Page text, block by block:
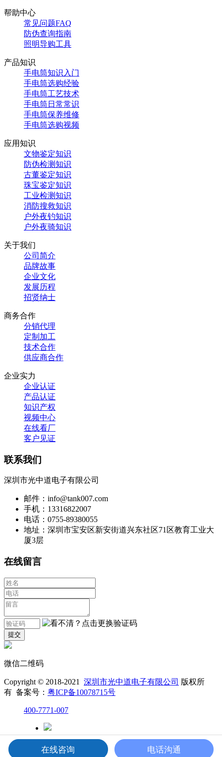
帮助中心
常见问题FAQ
防伪查询指南
照明导购工具
产品知识
手电筒知识入门
手电筒选购经验
手电筒工艺技术
手电筒日常常识
手电筒保养维修
手电筒选购视频
应用知识
文物鉴定知识
防伪检测知识
古董鉴定知识
珠宝鉴定知识
工业检测知识
消防搜救知识
户外夜钓知识
户外夜骑知识
关于我们
公司简介
品牌故事
企业文化
发展历程
招贤纳士
商务合作
分销代理
定制加工
技术合作
供应商合作
企业实力
企业认证
产品认证
知识产权
视频中心
在线看厂
客户见证
联系我们
深圳市光中道电子有限公司
邮件：info@tank007.com
手机：13316822007
电话：0755-89380055
地址：深圳市宝安区新安街道兴东社区71区教育工业大
厦3层
在线留言
微信二维码
Copyright © 2018-2021 深圳市光中道电子有限公司 版权所
有 备案号： 粤ICP备10078715号
400-7771-007
微信二维码
在线咨询 电话沟通